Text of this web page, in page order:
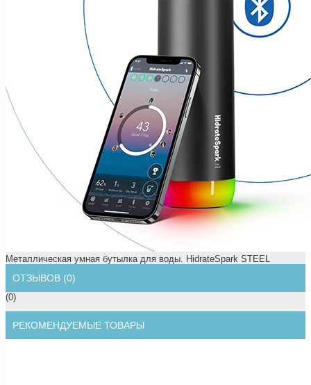
Металлическая умная бутылка для воды. HidrateSpark STEEL
ОТЗЫВОВ (0)
(0)
РЕКОМЕНДУЕМЫЕ ТОВАРЫ